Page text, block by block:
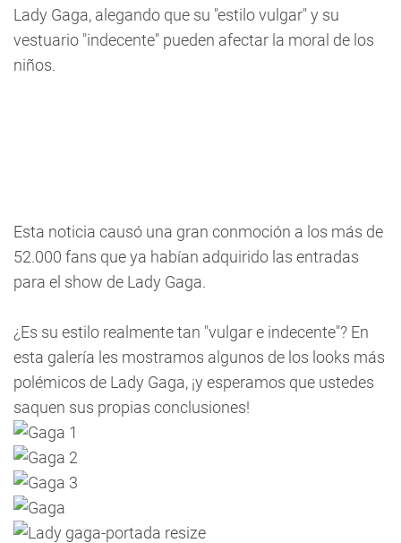
Lady Gaga, alegando que su "estilo vulgar" y su
vestuario "indecente" pueden afectar la moral de los
niños.
Esta noticia causó una gran conmoción a los más de
52.000 fans que ya habían adquirido las entradas
para el show de Lady Gaga.
¿Es su estilo realmente tan "vulgar e indecente"? En
esta galería les mostramos algunos de los looks más
polémicos de Lady Gaga, ¡y esperamos que ustedes
saquen sus propias conclusiones!